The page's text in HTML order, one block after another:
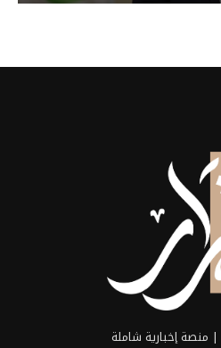
| منصة إخبارية شاملة